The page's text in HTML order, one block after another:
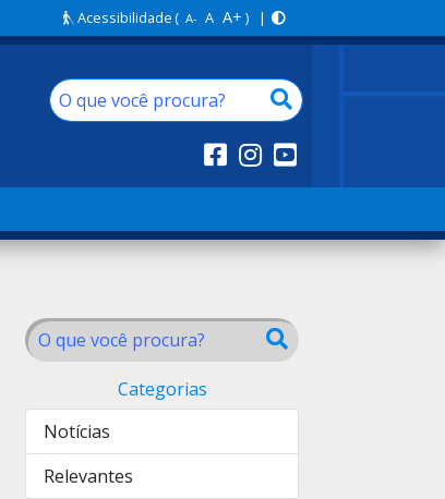
Acessibilidade( A- A A+ ) |
Categorias
Notícias
Relevantes